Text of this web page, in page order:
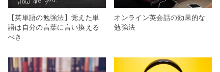
【英単語の勉強法】覚えた単
語は自分の言葉に言い換える
べき
オンライン英会話の効果的な
勉強法